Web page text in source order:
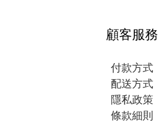
顧客服務
付款方式
配送方式
隱私政策
條款細則